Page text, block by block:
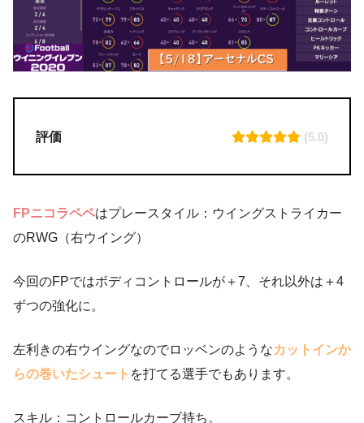
評価 (5.0)
FPニコラペペはプレースタイル：ウイングストライカー
のRWG（右ウイング）
今回のFPではボディコントロールが＋7、それ以外は＋4
ずつの強化に。
左利きの右ウイングなのでロッベンのようなカットインか
らの巻いたシュート を打てる選手でもあります。
スキル：コントロールカーブ持ち。